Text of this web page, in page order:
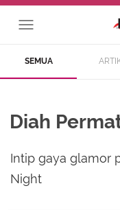
SEMUA
Diah
Intip gaya glamor
Night